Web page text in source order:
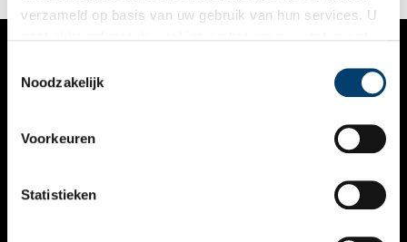
verzameld op basis van uw gebruik van hun services. U
Noodzakelijk
Voorkeuren
Statistieken
VERHALEN
KALENDER
THEMA’S